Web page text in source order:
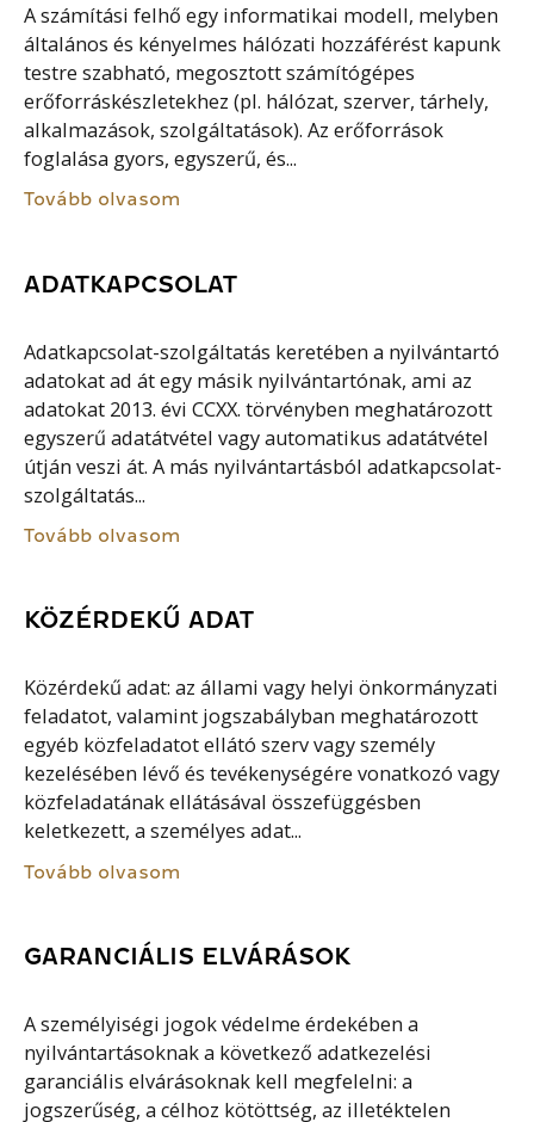
A számítási felhő egy informatikai modell, melyben
általános és kényelmes hálózati hozzáférést kapunk
testre szabható, megosztott számítógépes
erőforráskészletekhez (pl. hálózat, szerver, tárhely,
alkalmazások, szolgáltatások). Az erőforrások
foglalása gyors, egyszerű, és...
Tovább olvasom
ADATKAPCSOLAT
Adatkapcsolat-szolgáltatás keretében a nyilvántartó
adatokat ad át egy másik nyilvántartónak, ami az
adatokat 2013. évi CCXX. törvényben meghatározott
egyszerű adatátvétel vagy automatikus adatátvétel
útján veszi át. A más nyilvántartásból adatkapcsolat-
szolgáltatás...
Tovább olvasom
KÖZÉRDEKŰ ADAT
Közérdekű adat: az állami vagy helyi önkormányzati
feladatot, valamint jogszabályban meghatározott
egyéb közfeladatot ellátó szerv vagy személy
kezelésében lévő és tevékenységére vonatkozó vagy
közfeladatának ellátásával összefüggésben
keletkezett, a személyes adat...
Tovább olvasom
GARANCIÁLIS ELVÁRÁSOK
A személyiségi jogok védelme érdekében a
nyilvántartásoknak a következő adatkezelési
garanciális elvárásoknak kell megfelelni: a
jogszerűség, a célhoz kötöttség, az illetéktelen